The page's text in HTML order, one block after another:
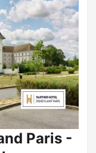
die
van een
kluisje,
De
Superior
...
Paris -